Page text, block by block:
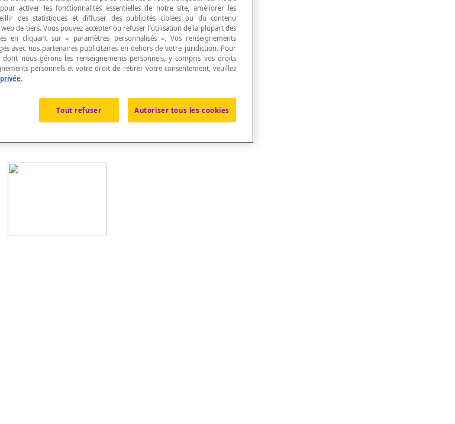
sont saillants.
activer les fonctionnalités essentielles de notre site, améliorer les
des statistiques et diffuser des publicités ciblées ou du contenu
de tiers. Vous pouvez accepter ou refuser l’utilisation de la plupart des
en cliquant sur « paramètres personnalisés ». Vos renseignements
avec nos partenaires publicitaires en dehors de votre juridiction. Pour
nous gérons les renseignements personnels, y compris vos droits
personnels et votre droit de retirer votre consentement, veuillez
Tout refuser Autoriser tous les cookies